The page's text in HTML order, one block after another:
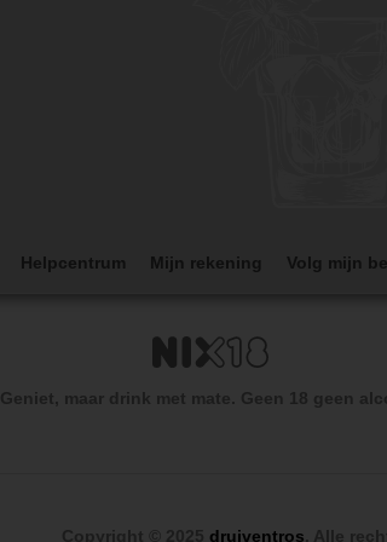
Helpcentrum Mijn rekening Volg mijn
Geniet, maar drink met mate. Geen 18 geen
Copyright © 2025 druiventros. Alle